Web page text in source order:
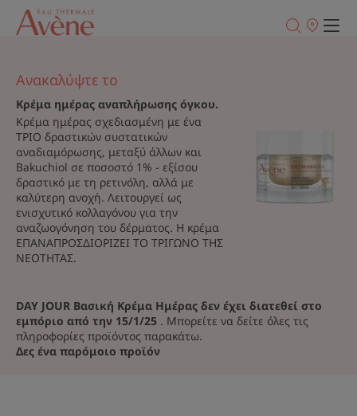
Σημεία
DAY JOUR Βασική Κρέμα Ημέρας δεν έχει διατεθεί στο
εμπόριο από την 15/1/25 . Μπορείτε να δείτε όλες τις
πληροφορίες προϊόντος παρακάτω.
Δες ένα παρόμοιο προϊόν
Ανακαλύψτε το
Κρέμα ημέρας αναπλήρωσης όγκου.
Κρέμα ημέρας σχεδιασμένη με ένα
ΤΡΙΟ δραστικών συστατικών
αναδιαμόρωσης, μεταξύ άλλων και
Bakuchiol σε ποσοστό 1% - εξίσου
δραστικό με τη ρετινόλη, αλλά με
καλύτερη ανοχή. Λειτουργεί ως
ενισχυτικό κολλαγόνου για την
αναζωογόνηση του δέρματος. Η κρέμα
ΕΠΑΝΑΠΡΟΣΔΙΟΡΙΖΕΙ ΤΟ ΤΡΙΓΩΝΟ ΤΗΣ
ΝΕΟΤΗΤΑΣ.